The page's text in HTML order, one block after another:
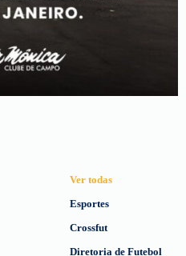
Ver todas
Esportes
Crossfut
Diretoria de Futebol